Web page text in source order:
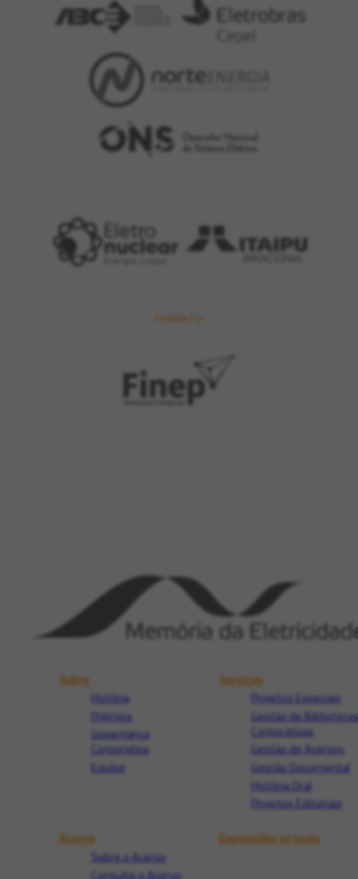
FOMENTO
Sobre
História
Prêmios
Governança
Corporativa
Equipe
Serviços
Projetos Especiais
Gestão de Bibliotecas
Corporativas
Gestão de Acervos
Gestão Documental
História Oral
Projetos Editoriais
Acervo
Sobre o Acervo
Consulte o Acervo
Exposições virtuais